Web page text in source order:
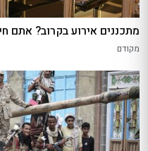
מתכננים אירוע בקרוב? אתם
מקודם